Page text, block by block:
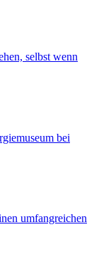
selbst wenn
bei
umfangreichen